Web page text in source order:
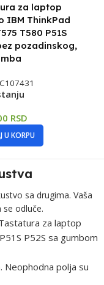
za laptop
IBM ThinkPad
T580 P51S
pozadinskog,
RSD
U KORPU
sa drugima. Vaša
odluče.
za laptop
P52S sa gumbom
Neophodna polja su